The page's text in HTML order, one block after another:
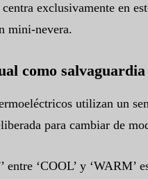
exclusivamente en
mini-nevera.
como
utilizan un
para cambiar de
entre ‘COOL’ y